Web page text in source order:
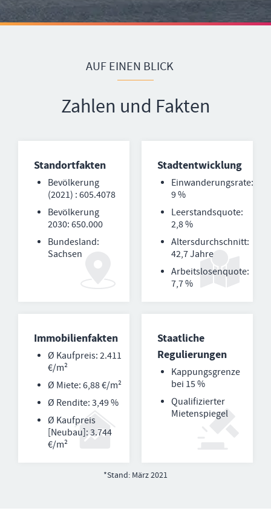
AUF EINEN BLICK
Zahlen und Fakten
Standortfakten
Bevölkerung
(2021) : 605.4078
Bevölkerung
2030: 650.000
Bundesland:
Sachsen
Stadtentwicklung
Einwanderungsrate:
9 %
Leerstandsquote:
2,8 %
Altersdurchschnitt:
42,7 Jahre
Arbeitslosenquote:
7,7 %
Immobilienfakten
Ø Kaufpreis: 2.411
€/m²
Ø Miete: 6,88 €/m²
Ø Rendite: 3,49 %
Ø Kaufpreis
[Neubau]: 3.744
€/m²
Staatliche
Regulierungen
Kappungsgrenze
bei 15 %
Qualifizierter
Mietenspiegel
*Stand: März 2021